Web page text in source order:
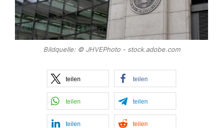
Bildquelle: © JHVEPhoto - stock.adobe.com
teilen teilen
teilen teilen
teilen teilen